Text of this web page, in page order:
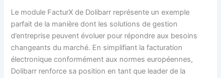
Le module FacturX de Dolibarr représente un exemple
parfait de la manière dont les solutions de gestion
d’entreprise peuvent évoluer pour répondre aux besoins
changeants du marché. En simplifiant la facturation
électronique conformément aux normes européennes,
Dolibarr renforce sa position en tant que leader de la